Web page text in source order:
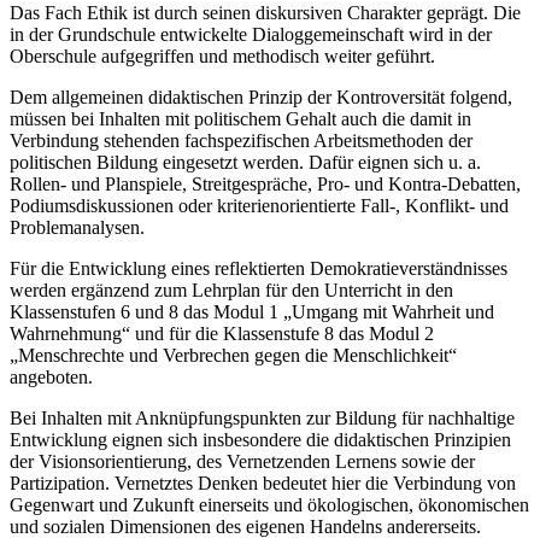
Das Fach Ethik ist durch seinen diskursiven Charakter geprägt. Die
in der Grundschule entwickelte Dialoggemeinschaft wird in der
Oberschule aufgegriffen und methodisch weiter geführt.
Dem allgemeinen didaktischen Prinzip der Kontroversität folgend,
müssen bei Inhalten mit politischem Gehalt auch die damit in
Verbindung stehenden fachspezifischen Arbeitsmethoden der
politischen Bildung eingesetzt werden. Dafür eignen sich u. a.
Rollen- und Planspiele, Streitgespräche, Pro- und Kontra-Debatten,
Podiumsdiskussionen oder kriterienorientierte Fall-, Konflikt- und
Problemanalysen.
Für die Entwicklung eines reflektierten Demokratieverständnisses
werden ergänzend zum Lehrplan für den Unterricht in den
Klassenstufen 6 und 8 das Modul 1 „Umgang mit Wahrheit und
Wahrnehmung“ und für die Klassenstufe 8 das Modul 2
„Menschrechte und Verbrechen gegen die Menschlichkeit“
angeboten.
Bei Inhalten mit Anknüpfungspunkten zur Bildung für nachhaltige
Entwicklung eignen sich insbesondere die didaktischen Prinzipien
der Visionsorientierung, des Vernetzenden Lernens sowie der
Partizipation. Vernetztes Denken bedeutet hier die Verbindung von
Gegenwart und Zukunft einerseits und ökologischen, ökonomischen
und sozialen Dimensionen des eigenen Handelns andererseits.